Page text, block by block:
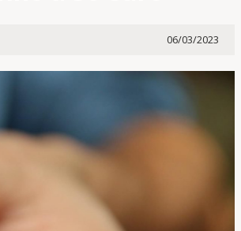
06/03/2023